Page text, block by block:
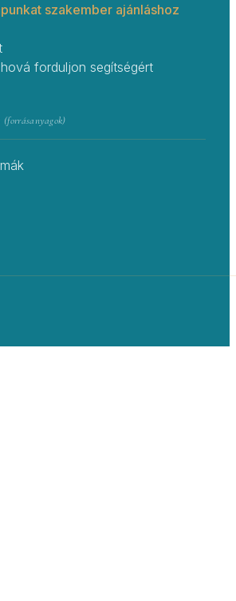
szakember ajánláshoz
forduljon segítségért
(forrásanyagok)